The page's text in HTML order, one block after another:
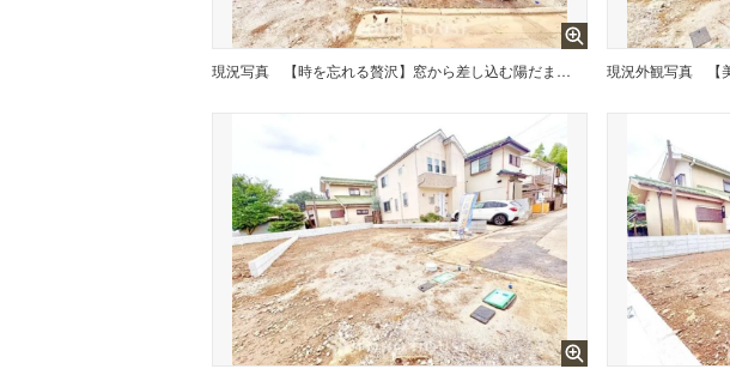
現況写真 【時を忘れる贅沢】窓から差し込む陽だまり、頬を撫でる涼やかな風。この家が叶えるのは、妥協のない安らぎ。移ろう季節を肌で感じながら、家族の絆を深める、温もりに満ちた至福の日常。 現況外観写真